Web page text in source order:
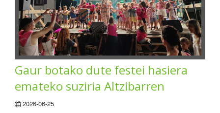
Gaur botako dute festei hasiera
emateko suziria Altzibarren
2026-06-25